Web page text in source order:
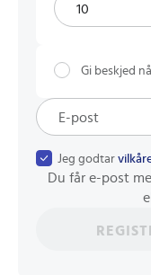
Gi beskjed
Jeg godtar
Du får e-post